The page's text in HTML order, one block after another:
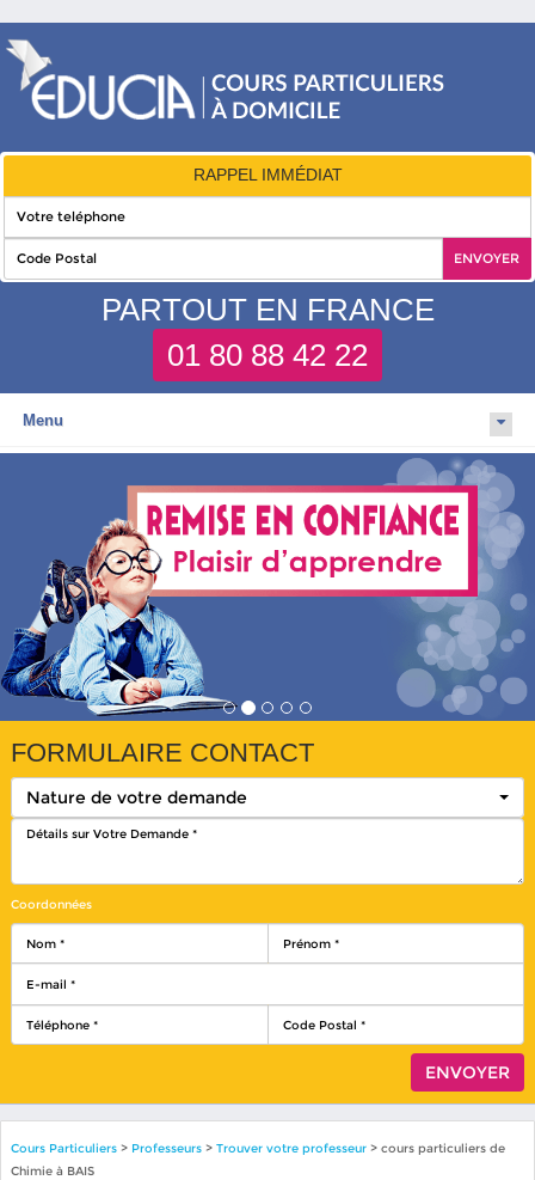
RAPPEL IMMÉDIAT
PARTOUT EN FRANCE
01 80 88 42 22
Menu
FORMULAIRE CONTACT
Nature de votre demande
Coordonnées
Cours Particuliers> Professeurs > Trouver votre professeur> cours particuliers de
Chimie à BAIS